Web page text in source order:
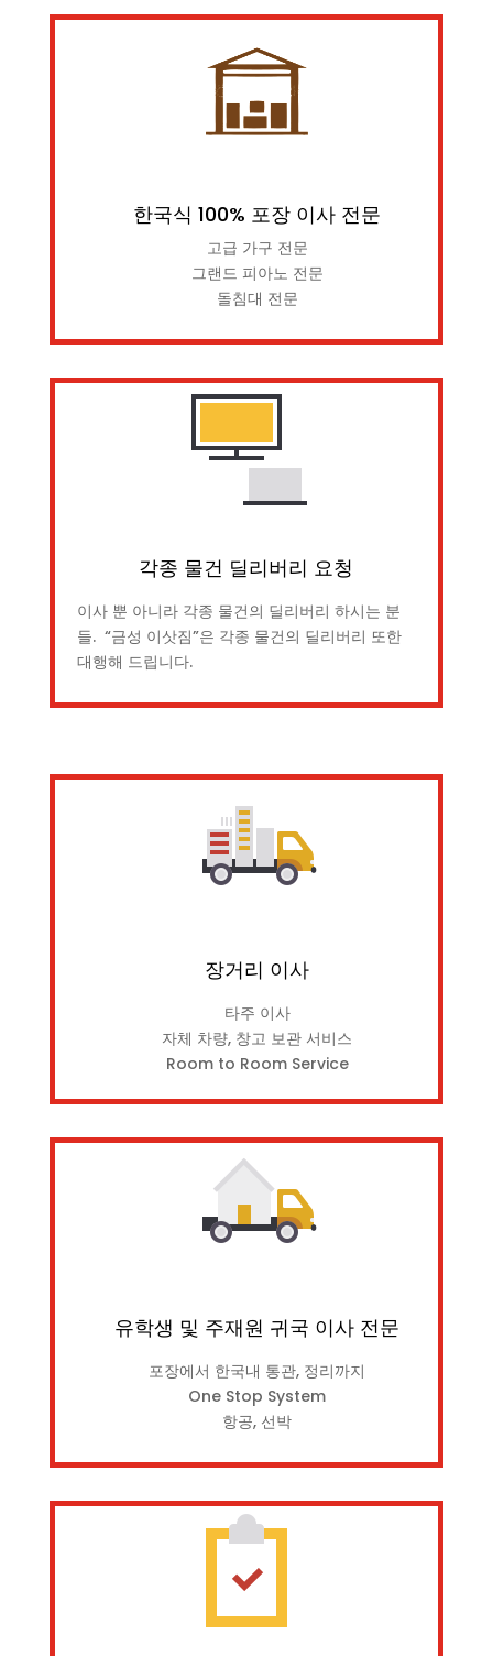
한국식 100% 포장 이사 전문
고급 가구 전문
그랜드 피아노 전문
돌침대 전문
각종 물건 딜리버리 요청
이사 뿐 아니라 각종 물건의 딜리버리 하시는 분
들. “금성 이삿짐”은 각종 물건의 딜리버리 또한
대행해 드립니다.
장거리 이사
타주 이사
자체 차량, 창고 보관 서비스
Room to Room Service
유학생 및 주재원 귀국 이사 전문
포장에서 한국내 통관, 정리까지
One Stop System
항공, 선박